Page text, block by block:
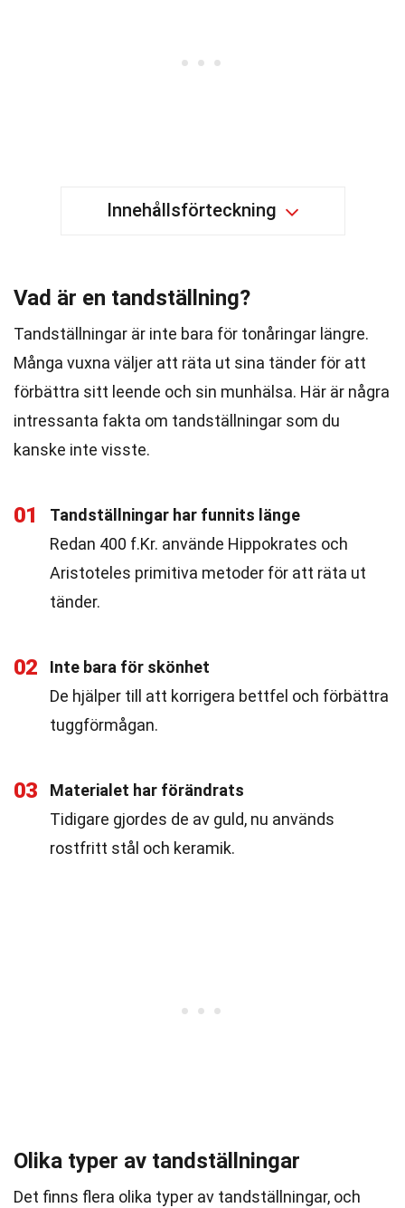
Innehållsförteckning
Vad är en tandställning?
Tandställningar är inte bara för tonåringar längre.
Många vuxna väljer att räta ut sina tänder för att
förbättra sitt leende och sin munhälsa. Här är några
intressanta fakta om tandställningar som du
kanske inte visste.
01
Tandställningar har funnits länge
Redan 400 f.Kr. använde Hippokrates och
Aristoteles primitiva metoder för att räta ut
tänder.
02
Inte bara för skönhet
De hjälper till att korrigera bettfel och förbättra
tuggförmågan.
03
Materialet har förändrats
Tidigare gjordes de av guld, nu används
rostfritt stål och keramik.
Olika typer av tandställningar
Det finns flera olika typer av tandställningar, och